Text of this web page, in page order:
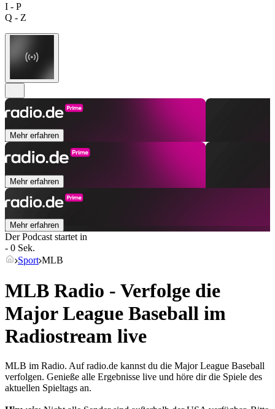
I - P
Q - Z
Mehr erfahren
Mehr erfahren
Mehr erfahren
Der Podcast startet in
- 0 Sek.
Sport MLB
MLB Radio - Verfolge die
Major League Baseball im
Radiostream live
MLB im Radio. Auf radio.de kannst du die Major League Baseball
verfolgen. Genieße alle Ergebnisse live und höre dir die Spiele des
aktuellen Spieltags an.